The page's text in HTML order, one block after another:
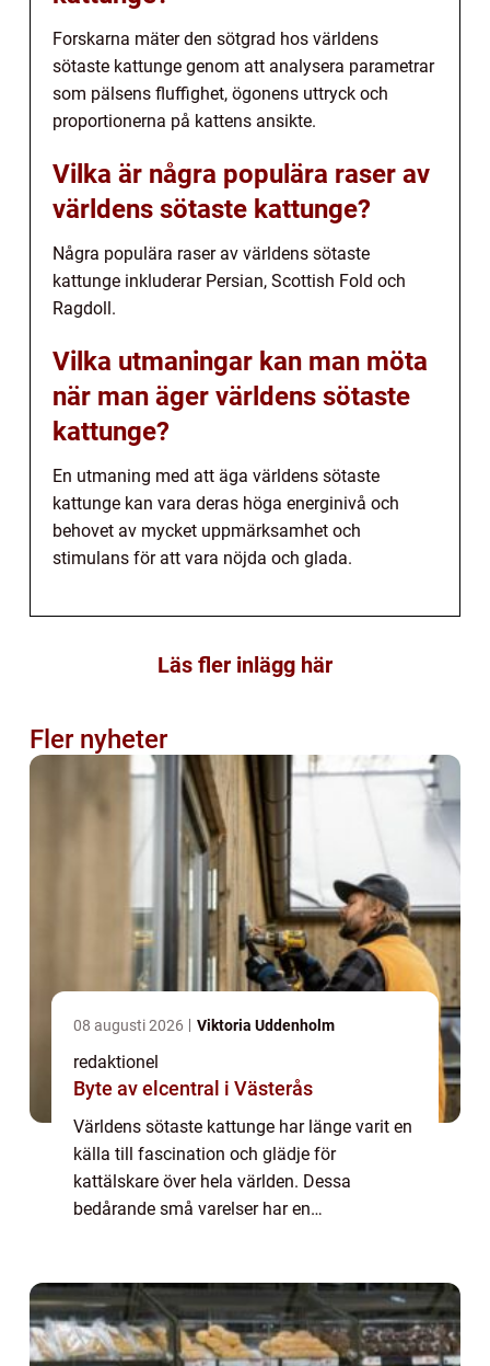
Forskarna mäter den sötgrad hos världens
sötaste kattunge genom att analysera parametrar
som pälsens fluffighet, ögonens uttryck och
proportionerna på kattens ansikte.
Vilka är några populära raser av
världens sötaste kattunge?
Några populära raser av världens sötaste
kattunge inkluderar Persian, Scottish Fold och
Ragdoll.
Vilka utmaningar kan man möta
när man äger världens sötaste
kattunge?
En utmaning med att äga världens sötaste
kattunge kan vara deras höga energinivå och
behovet av mycket uppmärksamhet och
stimulans för att vara nöjda och glada.
Läs fler inlägg här
Fler nyheter
08 augusti 2026 Viktoria Uddenholm
redaktionel
Byte av elcentral i Västerås
Världens sötaste kattunge har länge varit en
källa till fascination och glädje för
kattälskare över hela världen. Dessa
bedårande små varelser har en
tillhör. I ...